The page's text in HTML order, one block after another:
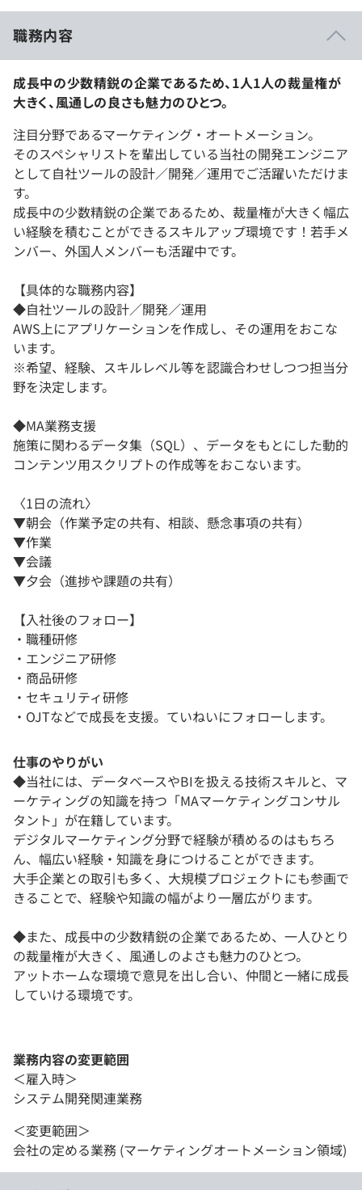
職務内容
成長中の少数精鋭の企業であるため、1人1人の裁量権が
大きく、風通しの良さも魅力のひとつ。
注目分野であるマーケティング・オートメーション。
そのスペシャリストを輩出している当社の開発エンジニア
として自社ツールの設計／開発／運用でご活躍いただけま
す。
成長中の少数精鋭の企業であるため、裁量権が大きく幅広
い経験を積むことができるスキルアップ環境です！若手メ
ンバー、外国人メンバーも活躍中です。
【具体的な職務内容】
◆自社ツールの設計／開発／運用
AWS上にアプリケーションを作成し、その運用をおこな
います。
※希望、経験、スキルレベル等を認識合わせしつつ担当分
野を決定します。
◆MA業務支援
施策に関わるデータ集（SQL）、データをもとにした動的
コンテンツ用スクリプトの作成等をおこないます。
〈1日の流れ〉
▼朝会（作業予定の共有、相談、懸念事項の共有）
▼作業
▼会議
▼夕会（進捗や課題の共有）
【入社後のフォロー】
・職種研修
・エンジニア研修
・商品研修
・セキュリティ研修
・OJTなどで成長を支援。ていねいにフォローします。
仕事のやりがい
◆当社には、データベースやBIを扱える技術スキルと、マ
ーケティングの知識を持つ「MAマーケティングコンサル
タント」が在籍しています。
デジタルマーケティング分野で経験が積めるのはもちろ
ん、幅広い経験・知識を身につけることができます。
大手企業との取引も多く、大規模プロジェクトにも参画で
きることで、経験や知識の幅がより一層広がります。
◆また、成長中の少数精鋭の企業であるため、一人ひとり
の裁量権が大きく、風通しのよさも魅力のひとつ。
アットホームな環境で意見を出し合い、仲間と一緒に成長
していける環境です。
業務内容の変更範囲
＜雇入時＞
システム開発関連業務
＜変更範囲＞
会社の定める業務 (マーケティングオートメーション領域)